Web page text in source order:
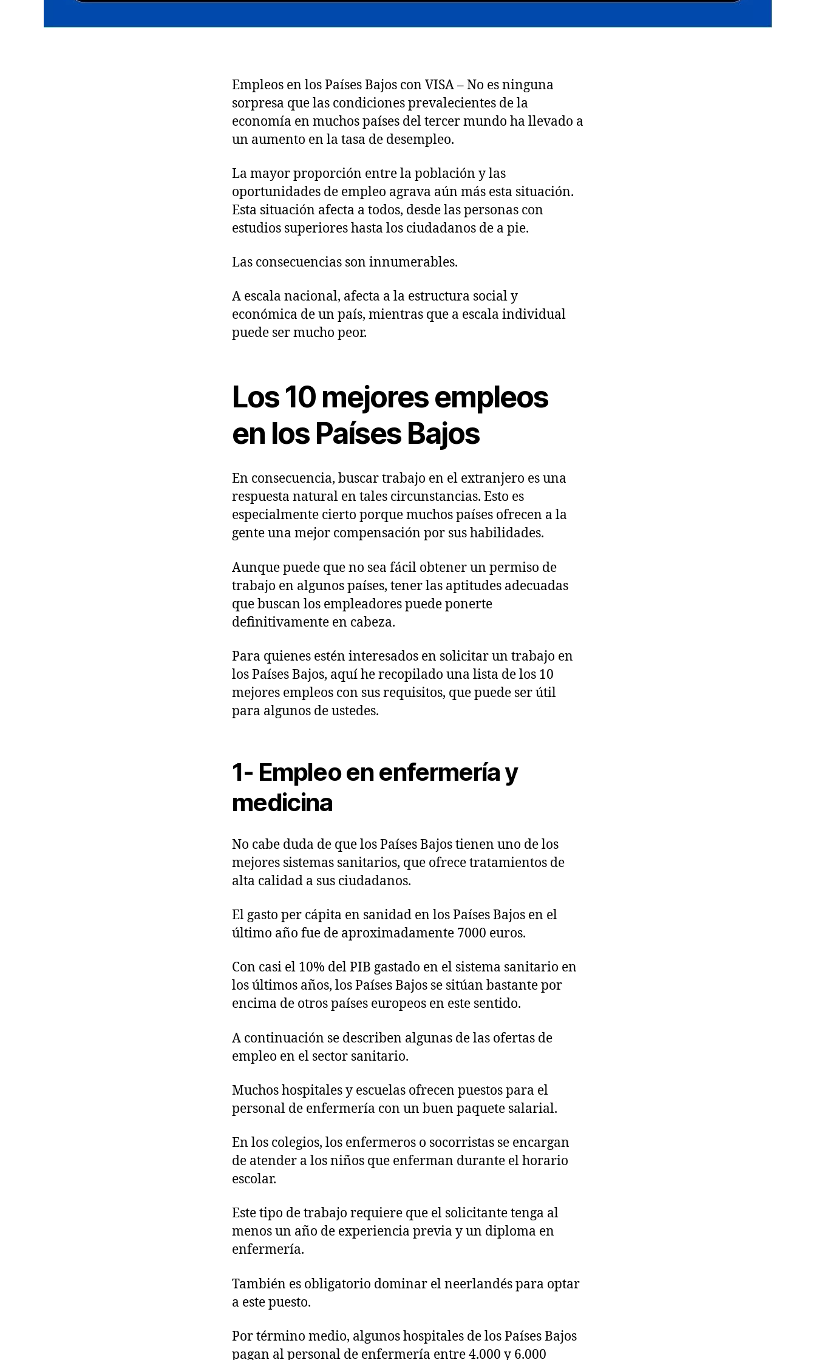
Empleos en los Países Bajos con VISA – No es ninguna
sorpresa que las condiciones prevalecientes de la
economía en muchos países del tercer mundo ha llevado a
un aumento en la tasa de desempleo.
La mayor proporción entre la población y las
oportunidades de empleo agrava aún más esta situación.
Esta situación afecta a todos, desde las personas con
estudios superiores hasta los ciudadanos de a pie.
Las consecuencias son innumerables.
A escala nacional, afecta a la estructura social y
económica de un país, mientras que a escala individual
puede ser mucho peor.
Los 10 mejores empleos
en los Países Bajos
En consecuencia, buscar trabajo en el extranjero es una
respuesta natural en tales circunstancias. Esto es
especialmente cierto porque muchos países ofrecen a la
gente una mejor compensación por sus habilidades.
Aunque puede que no sea fácil obtener un permiso de
trabajo en algunos países, tener las aptitudes adecuadas
que buscan los empleadores puede ponerte
definitivamente en cabeza.
Para quienes estén interesados en solicitar un trabajo en
los Países Bajos, aquí he recopilado una lista de los 10
mejores empleos con sus requisitos, que puede ser útil
para algunos de ustedes.
1- Empleo en enfermería y
medicina
No cabe duda de que los Países Bajos tienen uno de los
mejores sistemas sanitarios, que ofrece tratamientos de
alta calidad a sus ciudadanos.
El gasto per cápita en sanidad en los Países Bajos en el
último año fue de aproximadamente 7000 euros.
Con casi el 10% del PIB gastado en el sistema sanitario en
los últimos años, los Países Bajos se sitúan bastante por
encima de otros países europeos en este sentido.
A continuación se describen algunas de las ofertas de
empleo en el sector sanitario.
Muchos hospitales y escuelas ofrecen puestos para el
personal de enfermería con un buen paquete salarial.
En los colegios, los enfermeros o socorristas se encargan
de atender a los niños que enferman durante el horario
escolar.
Este tipo de trabajo requiere que el solicitante tenga al
menos un año de experiencia previa y un diploma en
enfermería.
También es obligatorio dominar el neerlandés para optar
a este puesto.
Por término medio, algunos hospitales de los Países Bajos
pagan al personal de enfermería entre 4.000 y 6.000